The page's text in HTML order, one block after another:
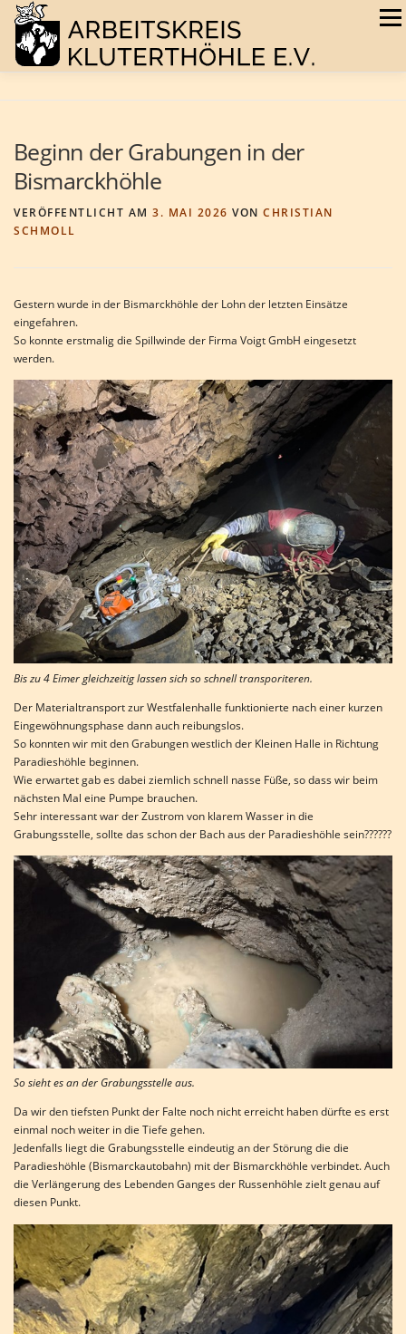
Zum
Inhalt
springen
Menü
TERMINE BUCHSHOP
Beginn der Grabungen in der
Bismarckhöhle
VERÖFFENTLICHT AM 3. MAI 2026 VON CHRISTIAN
SCHMOLL
Gestern wurde in der Bismarckhöhle der Lohn der letzten Einsätze
eingefahren.
So konnte erstmalig die Spillwinde der Firma Voigt GmbH eingesetzt
werden.
Bis zu 4 Eimer gleichzeitig lassen sich so schnell transporiteren.
Der Materialtransport zur Westfalenhalle funktionierte nach einer kurzen
Eingewöhnungsphase dann auch reibungslos.
So konnten wir mit den Grabungen westlich der Kleinen Halle in Richtung
Paradieshöhle beginnen.
Wie erwartet gab es dabei ziemlich schnell nasse Füße, so dass wir beim
nächsten Mal eine Pumpe brauchen.
Sehr interessant war der Zustrom von klarem Wasser in die
Grabungsstelle, sollte das schon der Bach aus der Paradieshöhle sein??????
So sieht es an der Grabungsstelle aus.
Da wir den tiefsten Punkt der Falte noch nicht erreicht haben dürfte es erst
einmal noch weiter in die Tiefe gehen.
Jedenfalls liegt die Grabungsstelle eindeutig an der Störung die die
Paradieshöhle (Bismarckautobahn) mit der Bismarckhöhle verbindet. Auch
die Verlängerung des Lebenden Ganges der Russenhöhle zielt genau auf
diesen Punkt.